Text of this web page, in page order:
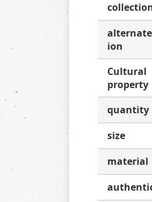
ion
Cultural
property
quantity
size
material